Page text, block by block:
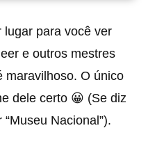
lugar para você ver
e outros mestres
maravilhoso. O único
dele certo 😀 (Se diz
Nacional”).